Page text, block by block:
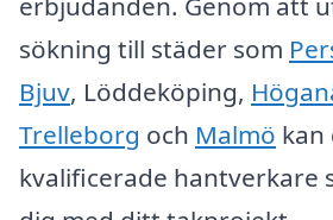
sökning till städer som
Bjuv, Löddeköping,
Trelleborg och Malmö
kvalificerade hantverkare